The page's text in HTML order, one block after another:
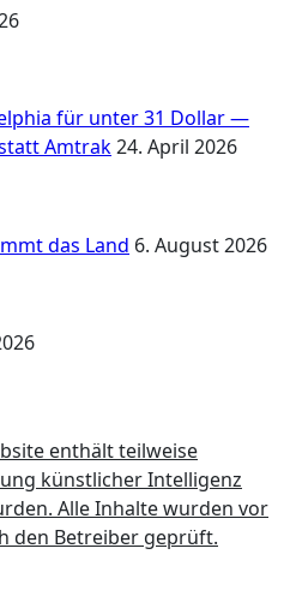
für unter 31 Dollar —
Amtrak24. April 2026
das Land 6. August 2026
enthält teilweise
künstlicher Intelligenz
Alle Inhalte wurden vor
den Betreiber geprüft.